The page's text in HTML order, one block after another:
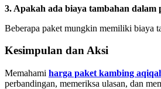
3. Apakah ada biaya tambahan dalam
Beberapa paket mungkin memiliki biaya
Kesimpulan dan Aksi
Memahami harga paket kambing
perbandingan, memeriksa ulasan, dan